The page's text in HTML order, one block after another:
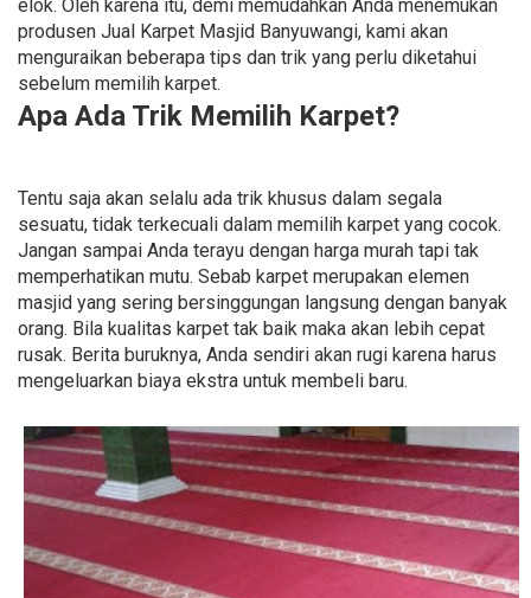
elok. Oleh karena itu, demi memudahkan Anda menemukan
produsen Jual Karpet Masjid Banyuwangi, kami akan
menguraikan beberapa tips dan trik yang perlu diketahui
sebelum memilih karpet.
Apa Ada Trik Memilih Karpet?
Tentu saja akan selalu ada trik khusus dalam segala
sesuatu, tidak terkecuali dalam memilih karpet yang cocok.
Jangan sampai Anda terayu dengan harga murah tapi tak
memperhatikan mutu. Sebab karpet merupakan elemen
masjid yang sering bersinggungan langsung dengan banyak
orang. Bila kualitas karpet tak baik maka akan lebih cepat
rusak. Berita buruknya, Anda sendiri akan rugi karena harus
mengeluarkan biaya ekstra untuk membeli baru.